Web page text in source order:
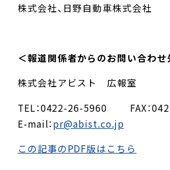
株式会社、日野自動車株式会社
＜報道関係者からのお問い合わせ
株式会社アビスト 広報室
TEL：0422-26-5960 FAX：
E-mail：pr@abist.co.jp
この記事のPDF版はこちら